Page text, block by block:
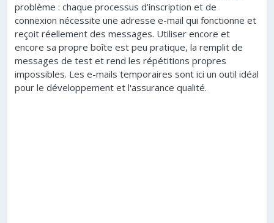
problème : chaque processus d'inscription et de
connexion nécessite une adresse e-mail qui fonctionne et
reçoit réellement des messages. Utiliser encore et
encore sa propre boîte est peu pratique, la remplit de
messages de test et rend les répétitions propres
impossibles. Les e-mails temporaires sont ici un outil idéal
pour le développement et l'assurance qualité.